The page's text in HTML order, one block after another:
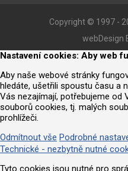
Copyright © 1997 -
webDesign
Nastavení cookies: Aby web
Aby naše webové stránky
hledáte, ušetřili spoustu času a
Vás nezajímají, potřebujeme od
souborů cookies, tj. malých
prohlížeči.
Odmítnout vše Podrobné
Technické - nezbytně nutné
Tyto cookies jsou nutné pro